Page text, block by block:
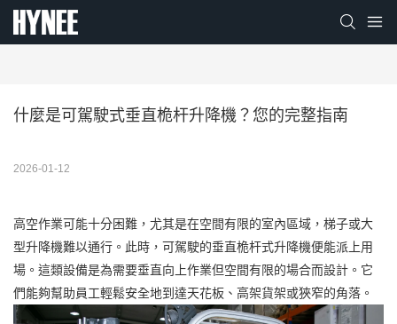
什麼是可駕駛式垂直桅杆升降機？您的完整指南
2026-01-12
高空作業可能十分困難，尤其是在空間有限的室內區域，梯子或大
型升降機難以通行。此時，可駕駛的垂直桅杆式升降機便能派上用
場。這類設備是為需要垂直向上作業但空間有限的場合而設計。它
們能夠幫助員工輕鬆安全地到達天花板、高架貨架或狹窄的角落。